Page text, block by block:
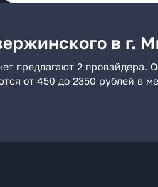
в г.
предлагают 2
от 450 до 2350 рублей в